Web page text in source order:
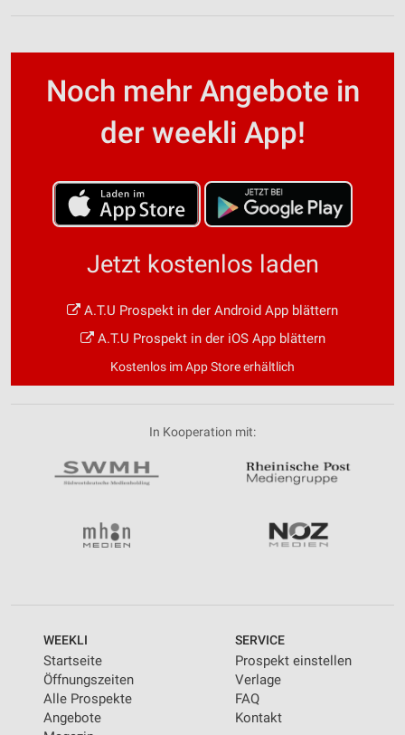
Noch mehr Angebote in
der weekli App!
Jetzt kostenlos laden
A.T.U Prospekt in der Android App blättern
A.T.U Prospekt in der iOS App blättern
Kostenlos im App Store erhältlich
In Kooperation mit:
WEEKLI
Startseite
Öffnungszeiten
Alle Prospekte
Angebote
SERVICE
Prospekt einstellen
Verlage
FAQ
Kontakt